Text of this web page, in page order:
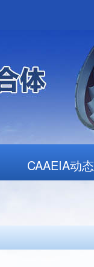
CAAEIA动态